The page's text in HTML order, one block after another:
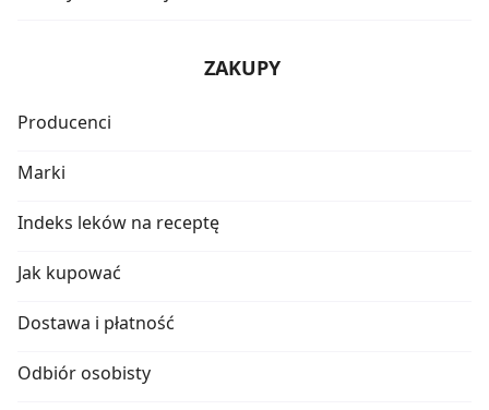
ZAKUPY
Producenci
Marki
Indeks leków na receptę
Jak kupować
Dostawa i płatność
Odbiór osobisty